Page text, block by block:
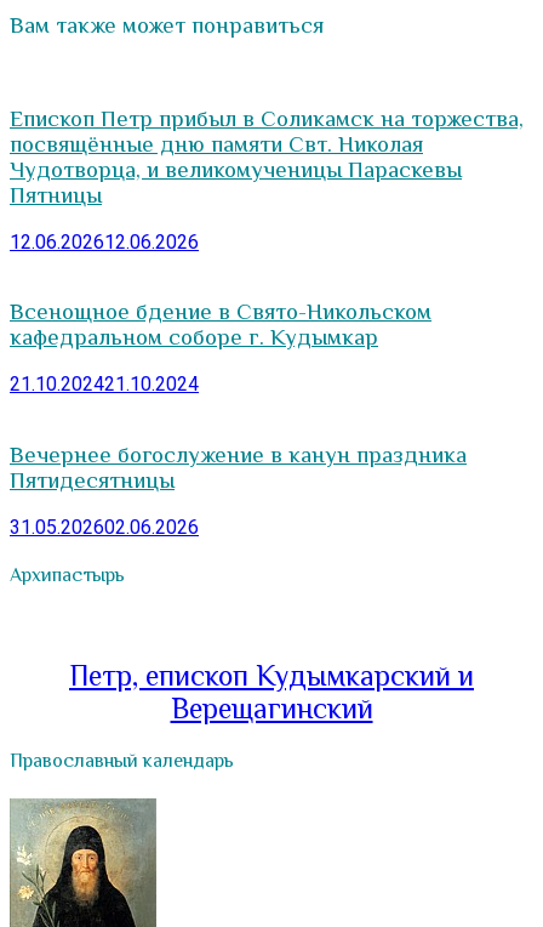
Вам также может понравиться
Епископ Петр прибыл в Соликамск на торжества,
посвящённые дню памяти Свт. Николая
Чудотворца, и великомученицы Параскевы
Пятницы
12.06.202612.06.2026
Всенощное бдение в Свято-Никольском
кафедральном соборе г. Кудымкар
21.10.202421.10.2024
Вечернее богослужение в канун праздника
Пятидесятницы
31.05.202602.06.2026
Архипастырь
Петр, епископ Кудымкарский и
Верещагинский
Православный календарь